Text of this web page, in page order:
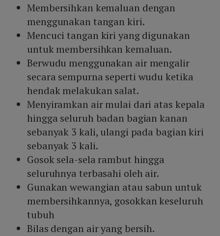
Membersihkan kemaluan dengan
menggunakan tangan kiri.
Mencuci tangan kiri yang digunakan
untuk membersihkan kemaluan.
Berwudu menggunakan air mengalir
secara sempurna seperti wudu ketika
hendak melakukan salat.
Menyiramkan air mulai dari atas kepala
hingga seluruh badan bagian kanan
sebanyak 3 kali, ulangi pada bagian kiri
sebanyak 3 kali.
Gosok sela-sela rambut hingga
seluruhnya terbasahi oleh air.
Gunakan wewangian atau sabun untuk
membersihkannya, gosokkan keseluruh
tubuh
Bilas dengan air yang bersih.